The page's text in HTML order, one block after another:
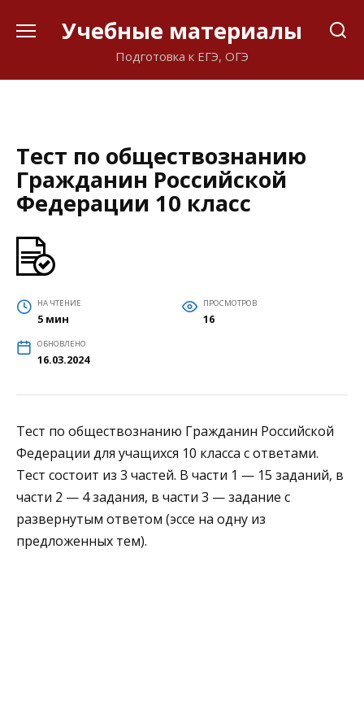
Учебные материалы
Подготовка к ЕГЭ, ОГЭ
Тест по обществознанию
Гражданин Российской
Федерации 10 класс
НА ЧТЕНИЕ
5 мин
ПРОСМОТРОВ
16
ОБНОВЛЕНО
16.03.2024
Тест по обществознанию Гражданин Российской
Федерации для учащихся 10 класса с ответами.
Тест состоит из 3 частей. В части 1 — 15 заданий, в
части 2 — 4 задания, в части 3 — задание с
развернутым ответом (эссе на одну из
предложенных тем).